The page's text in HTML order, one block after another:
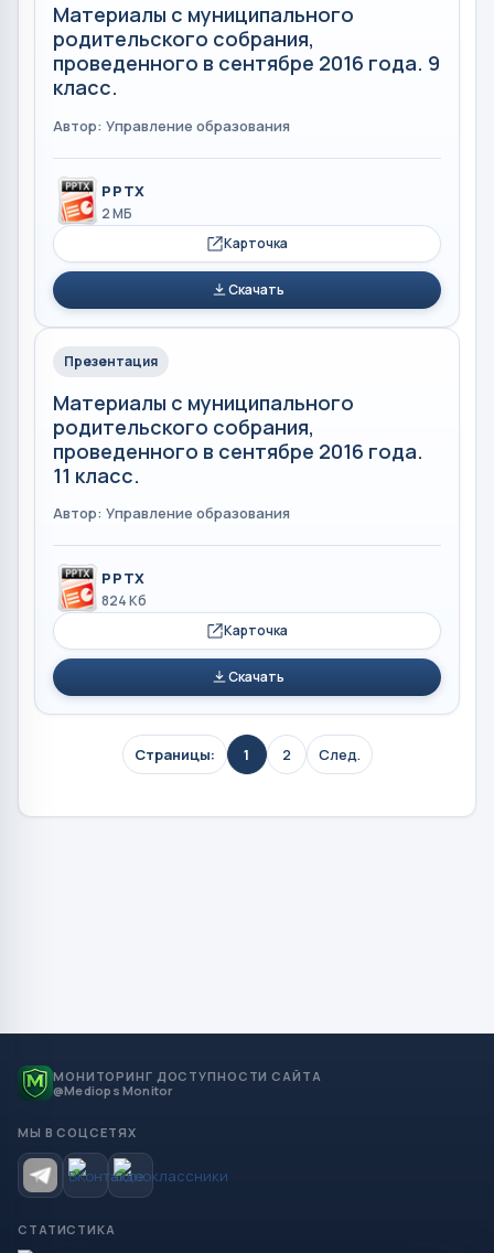
Материалы с муниципального
родительского собрания,
проведенного в сентябре 2016 года. 9
класс.
Автор: Управление образования
PPTX
2 МБ
Карточка
Скачать
Презентация
Материалы с муниципального
родительского собрания,
проведенного в сентябре 2016 года.
11 класс.
Автор: Управление образования
PPTX
824 Кб
Карточка
Скачать
Страницы: 1 2 След.
МОНИТОРИНГ ДОСТУПНОСТИ САЙТА
@Mediops Monitor
МЫ В СОЦСЕТЯХ
СТАТИСТИКА